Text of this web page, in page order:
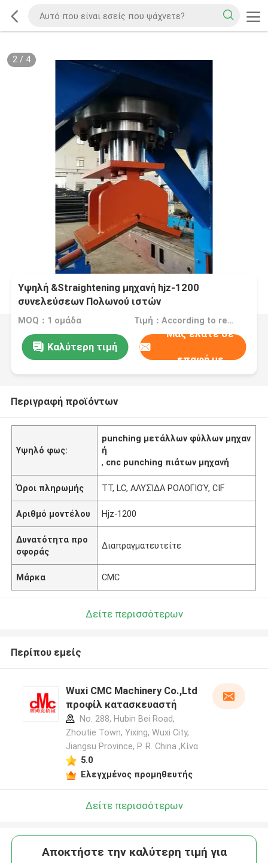
2/ 4
Υψηλή &Straightening μηχανή hjz-1200
συνελεύσεων Πολωνού ιστών
MOQ：1 ομάδα Τιμή：According to requirements
Καλύτερη τιμή
Μας ελάτε σε
επαφή με
Περιγραφή προϊόντων
Υψηλό φως:
punching μετάλλων φύλλων μηχαν
ή
, cnc punching πιάτων μηχανή
Όροι πληρωμής TT, LC, ΑΛΥΣΊΔΑ ΡΟΛΟΓΙΟΎ, CIF
Αριθμό μοντέλου Hjz-1200
Δυνατότητα προ
σφοράς
Διαπραγματευτείτε
Μάρκα CMC
Δείτε περισσότερων
Περίπου εμείς
Wuxi CMC Machinery Co.,Ltd
προφίλ κατασκευαστή
No. 288, Hubin Bei Road,
Zhoutie Town, Yixing, Wuxi City,
Jiangsu Province, P. R. China ,Κίνα
5.0
Ελεγχμένος προμηθευτής
Δείτε περισσότερων
Αποκτήστε την καλύτερη τιμή για